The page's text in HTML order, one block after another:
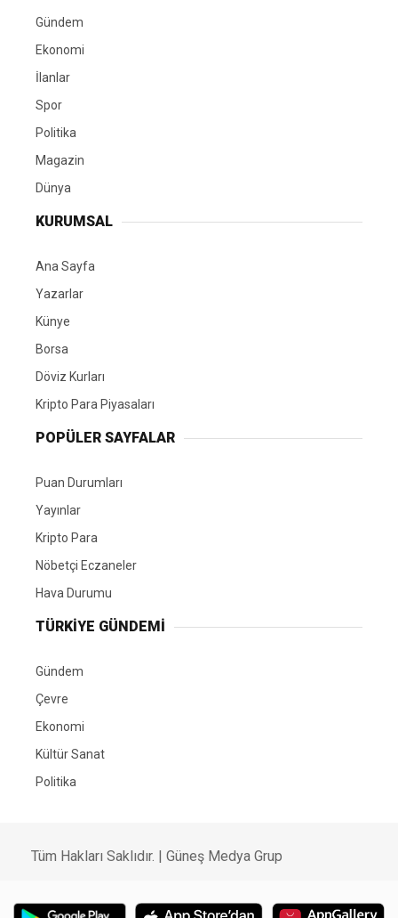
Gündem
Ekonomi
İlanlar
Spor
Politika
Magazin
Dünya
KURUMSAL
Ana Sayfa
Yazarlar
Künye
Borsa
Döviz Kurları
Kripto Para Piyasaları
POPÜLER SAYFALAR
Puan Durumları
Yayınlar
Kripto Para
Nöbetçi Eczaneler
Hava Durumu
TÜRKIYE GÜNDEMI
Gündem
Çevre
Ekonomi
Kültür Sanat
Politika
Tüm Hakları Saklıdır. | Güneş Medya Grup